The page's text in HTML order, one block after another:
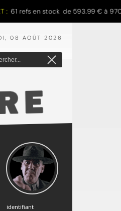
refs en stock de 593.99 € à
08 AOÛT 2026
identifiant
identifiant